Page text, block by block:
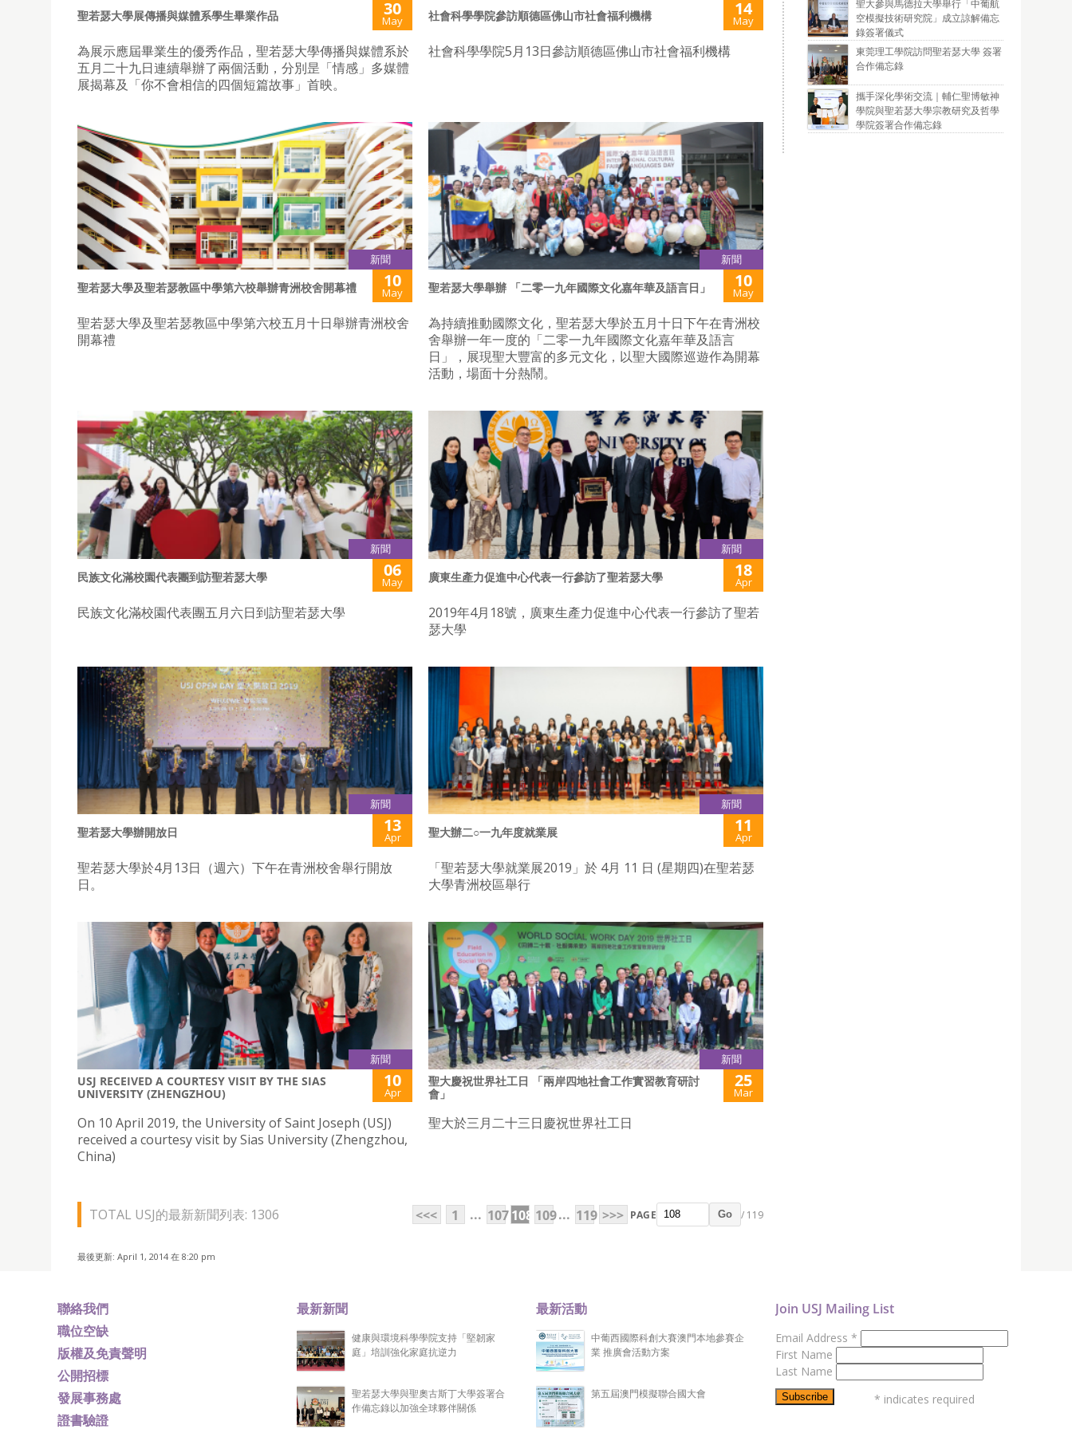
聖若瑟大學展傳播與媒體系學生畢業作品 30
May
為展示應屆畢業生的優秀作品，聖若瑟大學傳播與媒體系於
五月二十九日連續舉辦了兩個活動，分別昰「情感」多媒體
展揭幕及「你不會相信的四個短篇故事」首映。
社會科學學院參訪順德區佛山市社會福利機構 14
May
社會科學學院5月13日參訪順德區佛山市社會福利機構
新聞
聖若瑟大學及聖若瑟教區中學第六校舉辦青洲校舍開幕禮 10
May
聖若瑟大學及聖若瑟教區中學第六校五月十日舉辦青洲校舍
開幕禮
新聞
聖若瑟大學舉辦 「二零一九年國際文化嘉年華及語言日」 10
May
為持續推動國際文化，聖若瑟大學於五月十日下午在青洲校
舍舉辦一年一度的「二零一九年國際文化嘉年華及語言
日」，展現聖大豐富的多元文化，以聖大國際巡遊作為開幕
活動，場面十分熱鬧。
新聞
民族文化滿校園代表團到訪聖若瑟大學 06
May
民族文化滿校園代表團五月六日到訪聖若瑟大學
新聞
廣東生產力促進中心代表一行參訪了聖若瑟大學 18
Apr
2019年4月18號，廣東生產力促進中心代表一行參訪了聖若
瑟大學
新聞
聖若瑟大學辦開放日 13
Apr
聖若瑟大學於4月13日（週六）下午在青洲校舍舉行開放
日。
新聞
聖大辦二○一九年度就業展 11
Apr
「聖若瑟大學就業展2019」於 4月 11 日 (星期四)在聖若瑟
大學青洲校區舉行
新聞
USJ RECEIVED A COURTESY VISIT BY THE SIAS
UNIVERSITY (ZHENGZHOU)
10
Apr
On 10 April 2019, the University of Saint Joseph (USJ)
received a courtesy visit by Sias University (Zhengzhou,
China)
新聞
聖大慶祝世界社工日 「兩岸四地社會工作實習教育研討
會」
25
Mar
聖大於三月二十三日慶祝世界社工日
TOTAL USJ的最新新聞列表: 1306 <<< 1 ... 107108 109... 119 >>> PAGE Go / 119
最後更新: April 1, 2014 在 8:20 pm
聖大參與馬德拉大學舉行「中葡航
空模擬技術研究院」成立諒解備忘
錄簽署儀式
東莞理工學院訪問聖若瑟大學 簽署
合作備忘錄
攜手深化學術交流｜輔仁聖博敏神
學院與聖若瑟大學宗教研究及哲學
學院簽署合作備忘錄
聯絡我們
職位空缺
版權及免責聲明
公開招標
發展事務處
證書驗證
最新新聞
健康與環境科學學院支持「堅韌家
庭」培訓強化家庭抗逆力
聖若瑟大學與聖奧古斯丁大學簽署合
作備忘錄以加強全球夥伴關係
最新活動
中葡西國際科創大賽澳門本地參賽企
業 推廣會活動方案
第五屆澳門模擬聯合國大會
Join USJ Mailing List
Email Address *
First Name
Last Name
* indicates required